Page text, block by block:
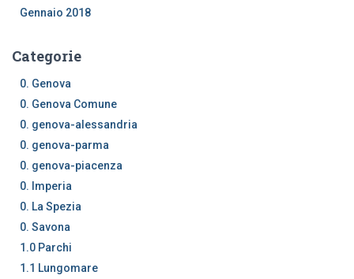
Gennaio 2018
Categorie
0. Genova
0. Genova Comune
0. genova-alessandria
0. genova-parma
0. genova-piacenza
0. Imperia
0. La Spezia
0. Savona
1.0 Parchi
1.1 Lungomare